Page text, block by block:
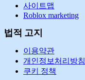
사이트맵
Roblox marketing
법적 고지
이용약관
개인정보처리방침
쿠키 정책